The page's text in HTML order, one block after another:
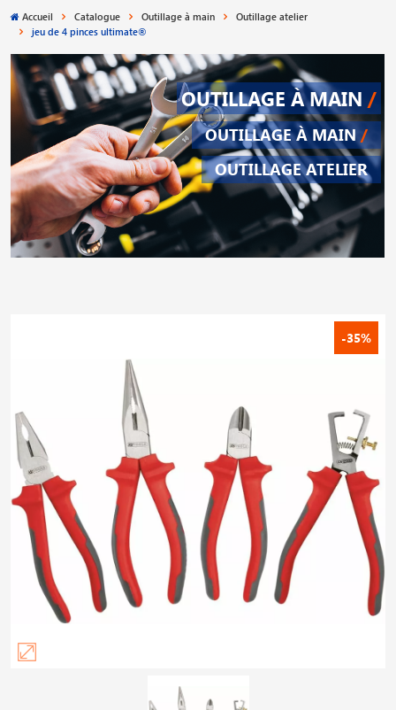
Accueil Catalogue Outillage à main
Outillage atelier
jeu de 4 pinces ultimate®
OUTILLAGE À MAIN /
OUTILLAGE À MAIN /
OUTILLAGE ATELIER
-35%